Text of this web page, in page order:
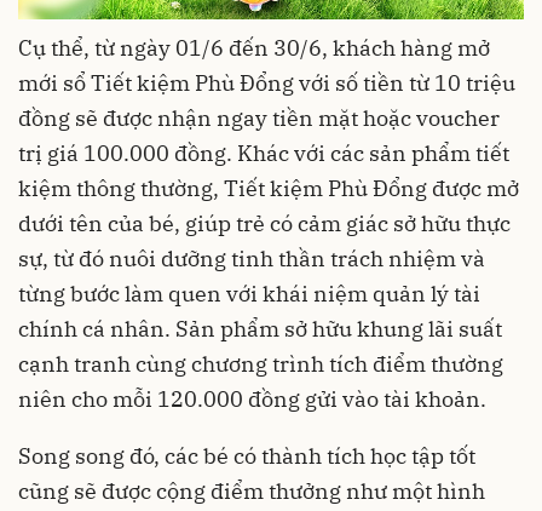
Cụ thể, từ ngày 01/6 đến 30/6, khách hàng mở
mới sổ Tiết kiệm Phù Đổng với số tiền từ 10 triệu
đồng sẽ được nhận ngay tiền mặt hoặc voucher
trị giá 100.000 đồng. Khác với các sản phẩm tiết
kiệm thông thường, Tiết kiệm Phù Đổng được mở
dưới tên của bé, giúp trẻ có cảm giác sở hữu thực
sự, từ đó nuôi dưỡng tinh thần trách nhiệm và
từng bước làm quen với khái niệm quản lý tài
chính cá nhân. Sản phẩm sở hữu khung lãi suất
cạnh tranh cùng chương trình tích điểm thường
niên cho mỗi 120.000 đồng gửi vào tài khoản.
Song song đó, các bé có thành tích học tập tốt
cũng sẽ được cộng điểm thưởng như một hình